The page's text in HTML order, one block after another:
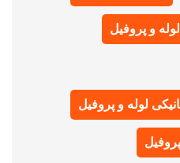
و پروفیل
لوله و پروفیل